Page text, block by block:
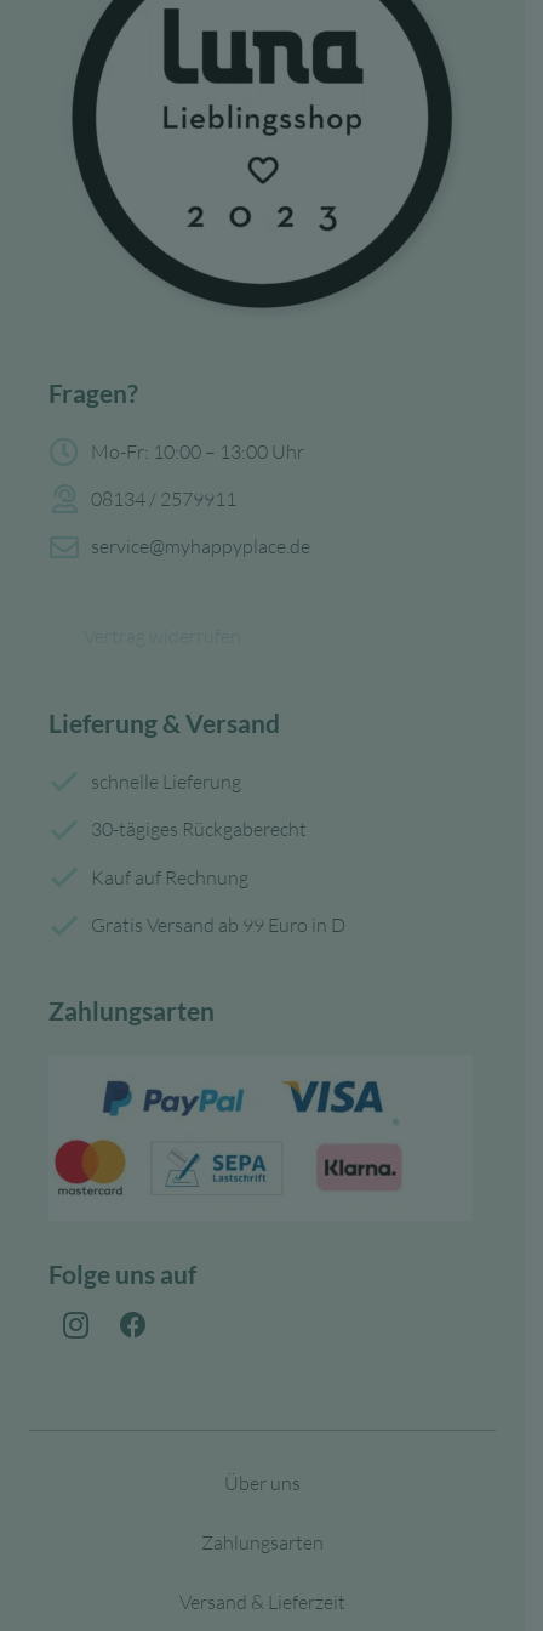
Fragen?
Mo-Fr: 10:00 – 13:00 Uhr
08134 / 2579911
service@myhappyplace.de
Lieferung & Versand
schnelle Lieferung
30-tägiges Rückgaberecht
Kauf auf Rechnung
Gratis Versand ab 99 Euro in D
Zahlungsarten
Folge uns auf
Über uns
Zahlungsarten
Versand & Lieferzeit